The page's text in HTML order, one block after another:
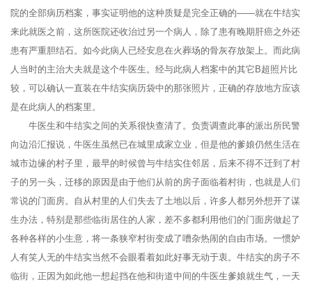
院的全部病历档案，事实证明他的这种质疑是完全正确的——就在牛结实
来此就医之前，这所医院还收治过另一个病人，除了患有晚期肝癌之外还
患有严重胆结石。如今此病人已经安息在火葬场的骨灰存放架上。而此病
人当时的主治大夫就是这个牛医生。经与此病人档案中的其它B超照片比
较，可以确认一直装在牛结实病历袋中的那张照片，正确的存放地方应该
是在此病人的档案里。
牛医生和牛结实之间的关系很快查清了。负责调查此事的派出所民警
向边沿汇报说，牛医生虽然已在城里成家立业，但是他的爹娘仍然生活在
城市边缘的村子里，最早的时候曾与牛结实住邻居，后来不得不迁到了村
子的另一头，迁移的原因是由于他们从前的房子面临着村街，也就是人们
常说的门面房。自从村里的人们失去了土地以后，许多人都另外想开了谋
生办法，特别是那些临街居住的人家，差不多都利用他们的门面房做起了
各种各样的小生意，将一条狭窄村街变成了嘈杂热闹的自由市场。一惯妒
人有笑人无的牛结实当然不会眼看着如此好事无动于衷。牛结实的房子不
临街，正因为如此他一想起挡在他和街道中间的牛医生爹娘就生气，一天